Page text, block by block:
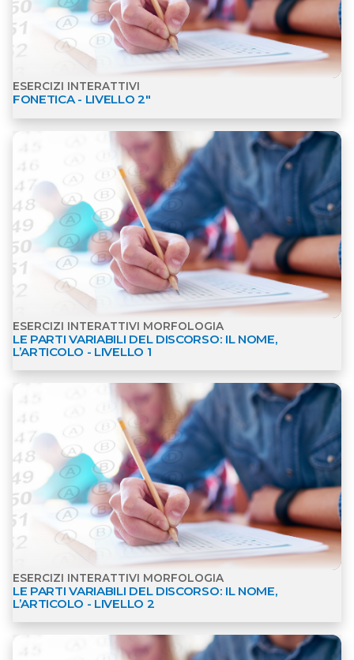
ESERCIZI INTERATTIVI
FONETICA - LIVELLO 2"
ESERCIZI INTERATTIVI MORFOLOGIA
LE PARTI VARIABILI DEL DISCORSO: IL NOME,
L’ARTICOLO - LIVELLO 1
Apri dettagli Esercizi interattivi Morfologia
ESERCIZI INTERATTIVI MORFOLOGIA
LE PARTI VARIABILI DEL DISCORSO: IL NOME,
L’ARTICOLO - LIVELLO 2
Apri dettagli Esercizi interattivi Morfologia
Apri dettagli Esercizi interattivi Morfologia